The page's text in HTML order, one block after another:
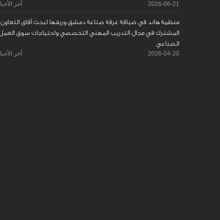
2026-06-21 آخر
منظمة هاند في ضيافة غرفة صناعة دمشق وريفها لبحث آفاق التعاون
المشترك في مجال التدريب المهني التخصصي واحتياجات سوق
الصناعي
2026-04-20 آخر